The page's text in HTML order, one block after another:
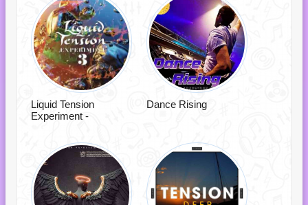
Liquid Tension
Experiment -
Dance Rising